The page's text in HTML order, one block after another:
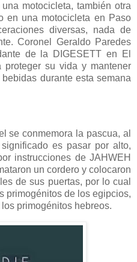
motocicleta, también otra
en una motocicleta en Paso
diversas, nada de
Coronel Geraldo Paredes
de la DIGESETT en El
su vida y mantener
durante esta semana
se conmemora la pascua, al
es pasar por alto,
instrucciones de JAHWEH
un cordero y colocaron
de sus puertas, por lo cual
primogénitos de los egipcios,
primogénitos hebreos.